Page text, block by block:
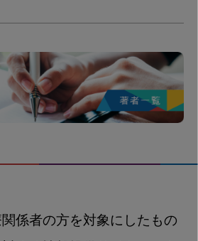
係者の方を対象にしたもの